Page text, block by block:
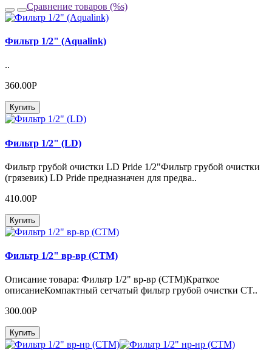
Сравнение товаров (%s)
Фильтр 1/2" (Aqualink)
..
360.00Р
Купить
Фильтр 1/2" (LD)
Фильтр грубой очистки LD Pride 1/2"Фильтр грубой очистки
(грязевик) LD Pride предназначен для предва..
410.00Р
Купить
Фильтр 1/2" вр-вр (CTM)
Описание товара: Фильтр 1/2" вр-вр (CTM)Краткое
описаниеКомпактный сетчатый фильтр грубой очистки CT..
300.00Р
Купить